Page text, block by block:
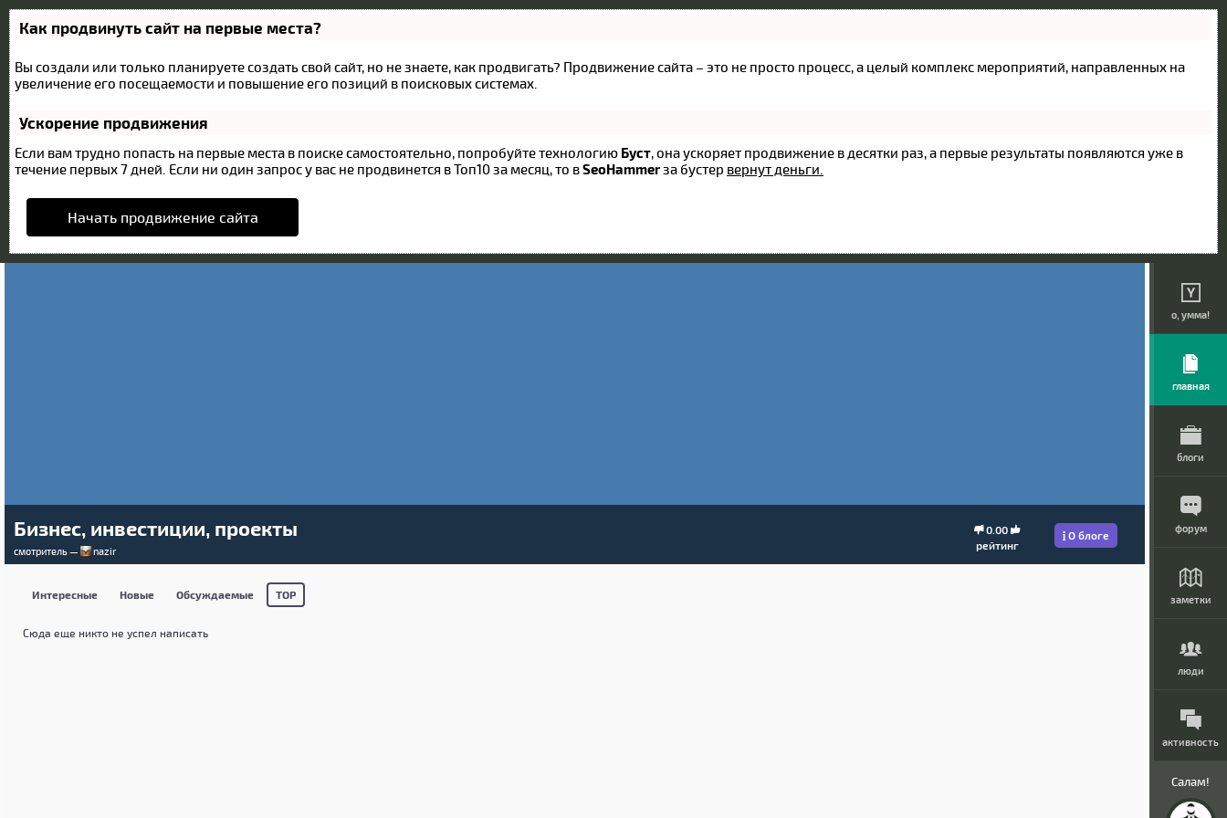
Как продвинуть сайт на первые места?
Вы создали или только планируете создать свой сайт, но не знаете, как продвигать? Продвижение сайта – это не просто процесс, а целый комплекс мероприятий, направленных на
увеличение его посещаемости и повышение его позиций в поисковых системах.
Ускорение продвижения
Если вам трудно попасть на первые места в поиске самостоятельно, попробуйте технологию Буст, она ускоряет продвижение в десятки раз, а первые результаты появляются уже в
течение первых 7 дней. Если ни один запрос у вас не продвинется в Топ10 за месяц, то вSeoHammerза бустер вернут деньги.
Начать продвижение сайта
о, умма!
главная
блоги
форум
заметки
люди
активность
Салам!
Бизнес, инвестиции, проекты
смотритель — nazir
О блоге
0.00
рейтинг
Интересные Новые Обсуждаемые TOP
Сюда еще никто не успел написать